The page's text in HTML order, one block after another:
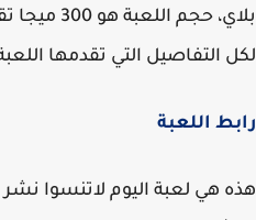
بلاي، حجم
التفاصيل التي تقدمها اللعبة .
اللعبة
هي لعبة اليوم لاتنسوا نشر